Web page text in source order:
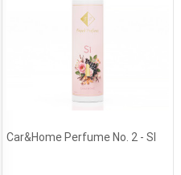
Car&Home Perfume No. 2 - SI